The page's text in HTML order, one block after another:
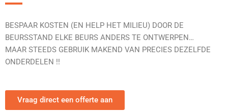
BESPAAR KOSTEN (EN HELP HET MILIEU) DOOR DE
BEURSSTAND ELKE BEURS ANDERS TE ONTWERPEN…
MAAR STEEDS GEBRUIK MAKEND VAN PRECIES DEZELFDE
ONDERDELEN !!
Vraag direct een offerte aan